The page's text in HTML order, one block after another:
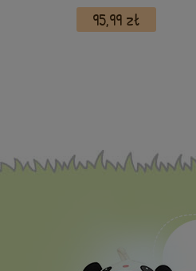
95,99 zł